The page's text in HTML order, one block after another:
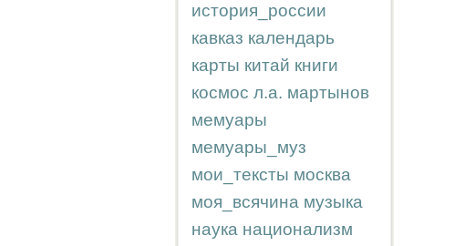
история_россии
кавказ календарь
карты китай книги
космос л.а. мартынов
мемуары
мемуары_муз
мои_тексты москва
моя_всячина музыка
наука национализм